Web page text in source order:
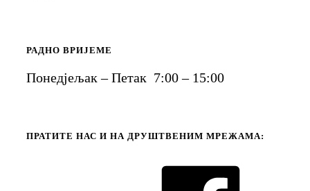
РАДНО ВРИЈЕМЕ
Понедјељак – Петак 7:00 – 15:00
ПРАТИТЕ НАС И НА ДРУШТВЕНИМ МРЕЖАМА: